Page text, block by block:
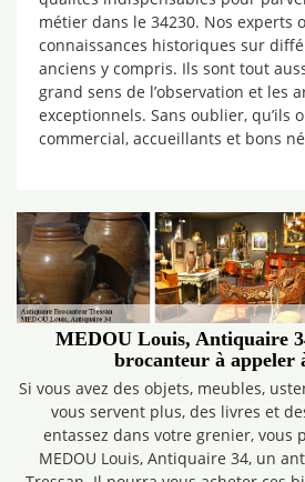
métier dans le 34230. Nos experts
connaissances historiques sur
anciens y compris. Ils sont tout
grand sens de l’observation et les
exceptionnels. Sans oublier, qu’ils
commercial, accueillants et bons
MEDOU Louis, Antiquaire
brocanteur à appeler
Si vous avez des objets, meubles,
vous servent plus, des livres et
entassez dans votre grenier, vous
MEDOU Louis, Antiquaire 34, un